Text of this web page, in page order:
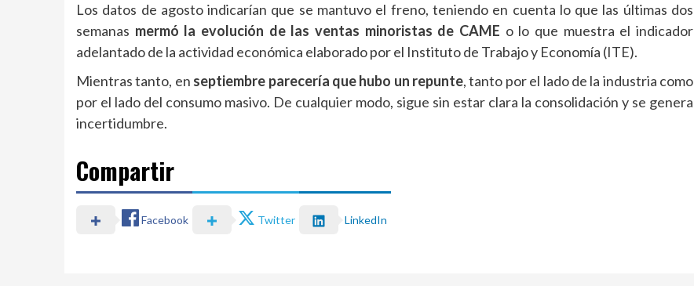
Los datos de agosto indicarían que se mantuvo el freno, teniendo en cuenta lo que las últimas dos
semanas mermó la evolución de las ventas minoristas de CAME o lo que muestra el indicador
adelantado de la actividad económica elaborado por el Instituto de Trabajo y Economía (ITE).
Mientras tanto, en septiembre parecería que hubo un repunte, tanto por el lado de la industria como
por el lado del consumo masivo. De cualquier modo, sigue sin estar clara la consolidación y se genera
incertidumbre.
Compartir
Facebook Twitter LinkedIn